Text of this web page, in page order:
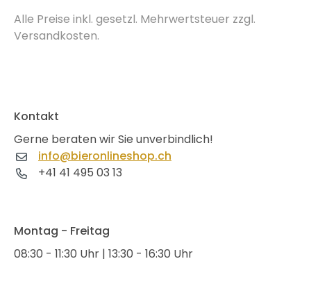
Alle Preise inkl. gesetzl. Mehrwertsteuer zzgl.
Versandkosten.
Kontakt
Gerne beraten wir Sie unverbindlich!
info@bieronlineshop.ch
+41 41 495 03 13
Montag - Freitag
08:30 - 11:30 Uhr | 13:30 - 16:30 Uhr